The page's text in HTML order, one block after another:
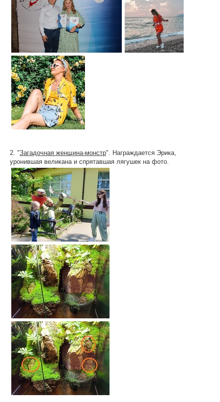
2. "Загадочная женщина-монстр". Награждается Эрика,
уронившая великана и спрятавшая лягушек на фото.